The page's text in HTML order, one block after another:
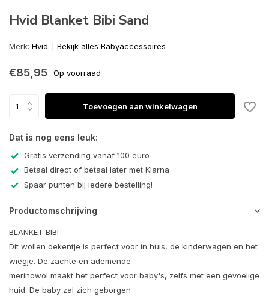
Hvid Blanket Bibi Sand
Merk: Hvid Bekijk alles Babyaccessoires
€85,95 Op voorraad
Toevoegen aan winkelwagen
Dat is nog eens leuk:
Gratis verzending vanaf 100 euro
Betaal direct of betaal later met Klarna
Spaar punten bij iedere bestelling!
Productomschrijving
BLANKET BIBI
Dit wollen dekentje is perfect voor in huis, de kinderwagen en het
wiegje. De zachte en ademende
merinowol maakt het perfect voor baby's, zelfs met een gevoelige
huid. De baby zal zich geborgen